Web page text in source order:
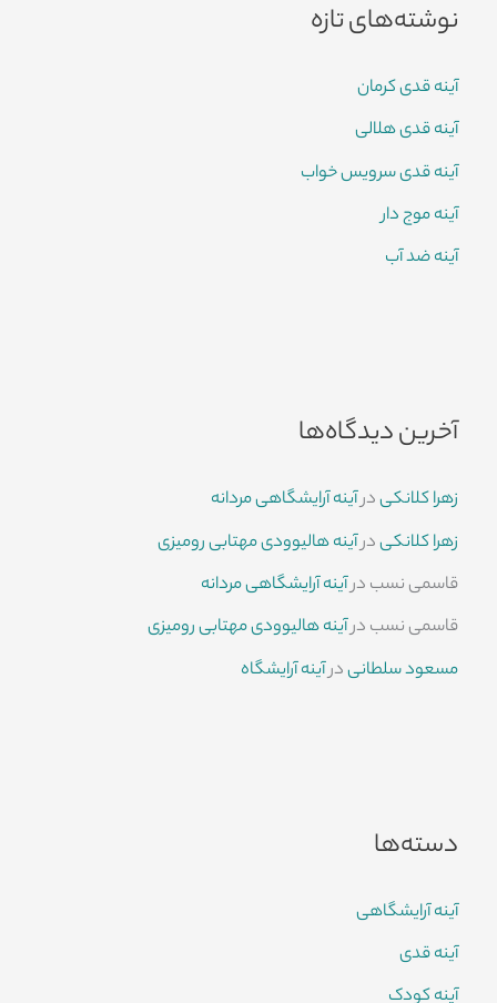
نوشته‌های تازه
آینه قدی کرمان
آینه قدی هلالی
آینه قدی سرویس خواب
آینه موج دار
آینه ضد آب
آخرین دیدگاه‌ها
زهرا کلانکیدرآینه آرایشگاهی مردانه
زهرا کلانکیدرآینه هالیوودی مهتابی رومیزی
قاسمی نسبدرآینه آرایشگاهی مردانه
قاسمی نسبدرآینه هالیوودی مهتابی رومیزی
مسعود سلطانیدرآینه آرایشگاه
دسته‌ها
آینه آرایشگاهی
آینه قدی
آینه کودک